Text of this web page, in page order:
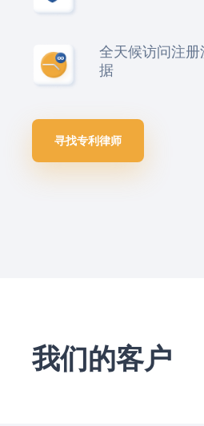
全天候访问注
据
寻找专利律师
我们的客户